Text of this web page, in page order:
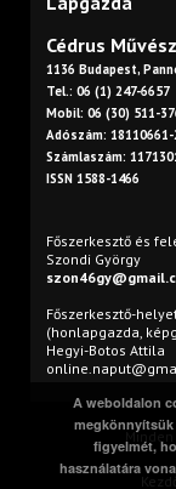
Cédrus
1136 Budapest,
Tel.: 06 (1) 247-6657
Mobil: 06 (30) 511-
Adószám: 18110661-
Számlaszám:
ISSN 1588-1466
Főszerkesztő és
Szondi György
Főszerkesztő-
(honlapgazda,
Hegyi-Botos Attila
A weboldalon
megkönnyítsük
figyelmét,
használatára